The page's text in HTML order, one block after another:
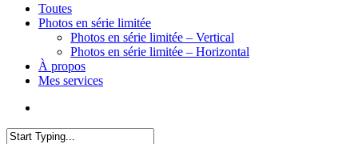
Toutes
Photos en série limitée
Photos en série limitée – Vertical
Photos en série limitée – Horizontal
À propos
Mes services